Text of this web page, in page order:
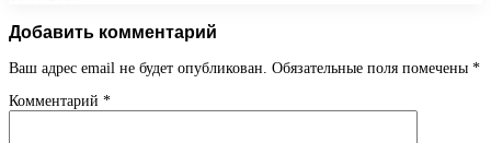
Добавить комментарий
Ваш адрес email не будет опубликован. Обязательные поля помечены *
Комментарий *